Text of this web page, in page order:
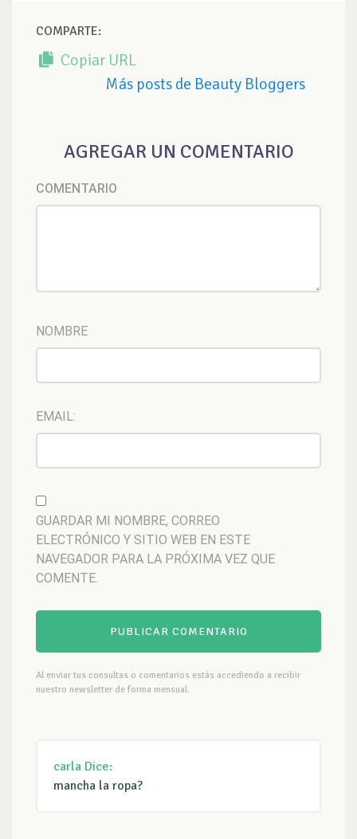
COMPARTE:
Copiar URL
Más posts de Beauty Bloggers
AGREGAR UN COMENTARIO
COMENTARIO
NOMBRE
EMAIL:
GUARDAR MI NOMBRE, CORREO
ELECTRÓNICO Y SITIO WEB EN ESTE
NAVEGADOR PARA LA PRÓXIMA VEZ QUE
COMENTE.
Al enviar tus consultas o comentarios estás accediendo a recibir
nuestro newsletter de forma mensual.
carla Dice:
mancha la ropa?